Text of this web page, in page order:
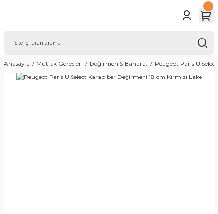
Anasayfa Mutfak Gereçleri Değirmen & Baharat Peugeot Paris U